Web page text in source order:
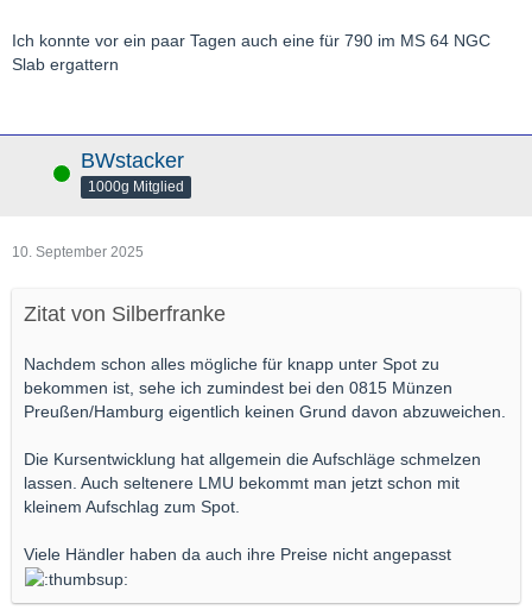
Ich konnte vor ein paar Tagen auch eine für 790 im MS 64 NGC
Slab ergattern
Online BWstacker
1000g Mitglied
10. September 2025
Zitat von Silberfranke
Nachdem schon alles mögliche für knapp unter Spot zu
bekommen ist, sehe ich zumindest bei den 0815 Münzen
Preußen/Hamburg eigentlich keinen Grund davon abzuweichen.
Die Kursentwicklung hat allgemein die Aufschläge schmelzen
lassen. Auch seltenere LMU bekommt man jetzt schon mit
kleinem Aufschlag zum Spot.
Viele Händler haben da auch ihre Preise nicht angepasst